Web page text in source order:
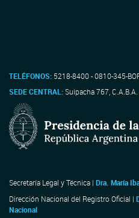
TELÉFONOS: 5218-8400 - 0810-345-
SEDE CENTRAL:Suipacha 767,
Secretaría Legal y Técnica | Dra. María
Dirección Nacional del Registro Oficial |
Nacional